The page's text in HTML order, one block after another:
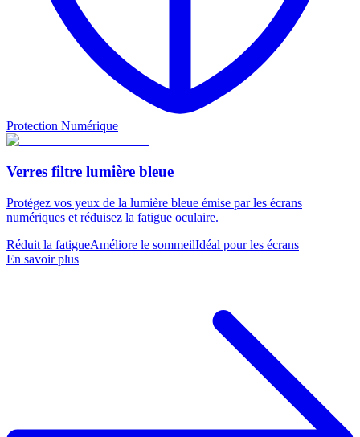
Protection Numérique
Verres filtre lumière bleue
Protégez vos yeux de la lumière bleue émise par les écrans
numériques et réduisez la fatigue oculaire.
Réduit la fatigueAméliore le sommeilIdéal pour les écrans
En savoir plus